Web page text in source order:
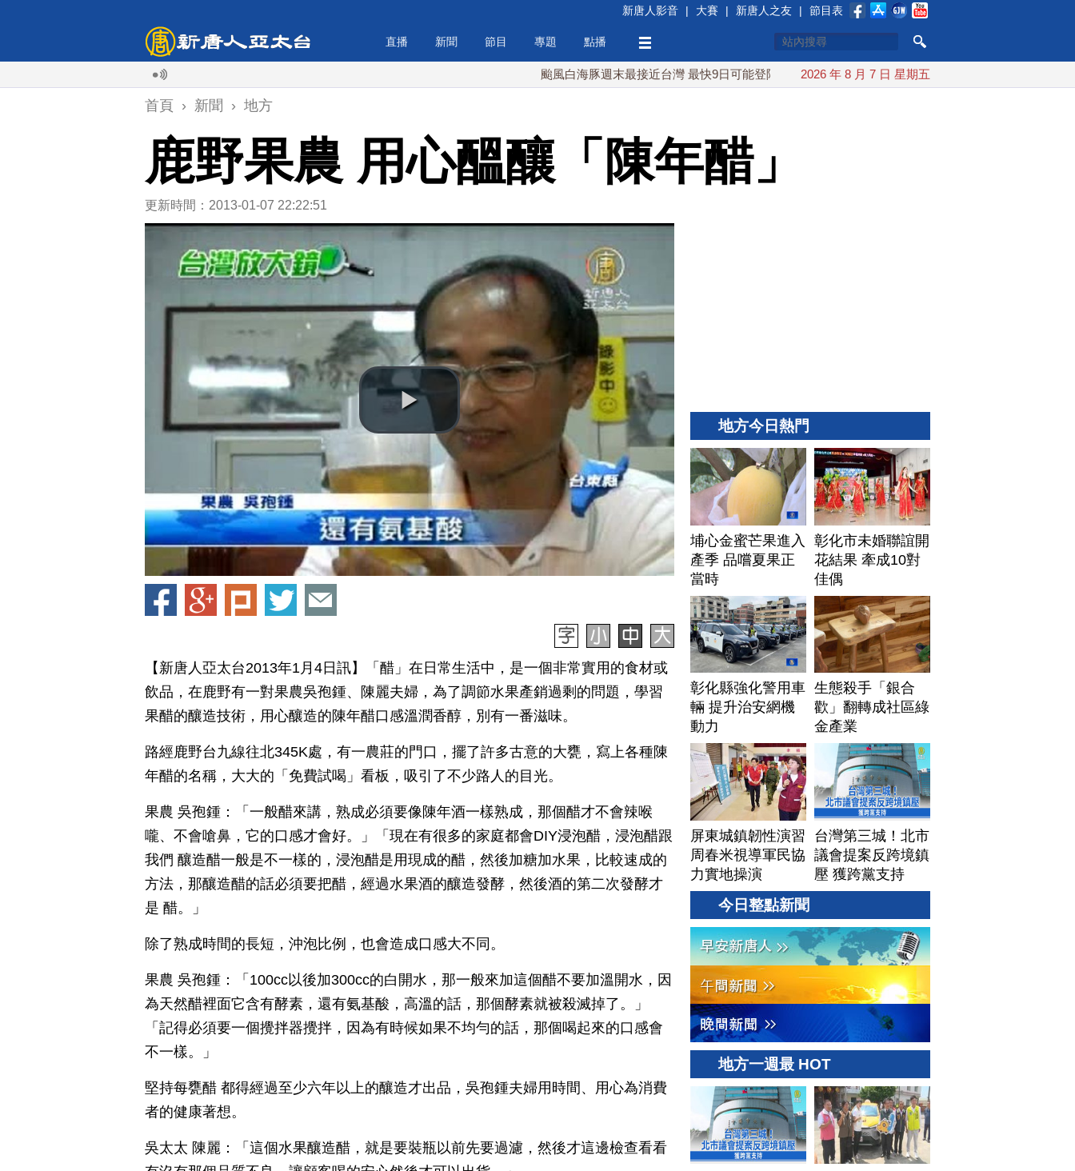
新唐人影音 | 大賽 | 新唐人之友 | 節目表
直播 新聞 節目 專題 點播
颱風白海豚週末最接近台灣 最快9日可能登陸中國 台灣漢光首結合城鎮演習 AIT連續發文讚「韌性台灣」
2026 年 8 月 7 日 星期五
首頁 › 新聞 › 地方
鹿野果農 用心醞釀「陳年醋」
更新時間：2013-01-07 22:22:51
【新唐人亞太台2013年1月4日訊】「醋」在日常生活中，是一個非常實用的食材或
飲品，在鹿野有一對果農吳孢鍾、陳麗夫婦，為了調節水果產銷過剩的問題，學習
果醋的釀造技術，用心釀造的陳年醋口感溫潤香醇，別有一番滋味。
路經鹿野台九線往北345K處，有一農莊的門口，擺了許多古意的大甕，寫上各種陳
年醋的名稱，大大的「免費試喝」看板，吸引了不少路人的目光。
果農 吳孢鍾：「一般醋來講，熟成必須要像陳年酒一樣熟成，那個醋才不會辣喉
嚨、不會嗆鼻，它的口感才會好。」「現在有很多的家庭都會DIY浸泡醋，浸泡醋跟
我們 釀造醋一般是不一樣的，浸泡醋是用現成的醋，然後加糖加水果，比較速成的
方法，那釀造醋的話必須要把醋，經過水果酒的釀造發酵，然後酒的第二次發酵才
是 醋。」
除了熟成時間的長短，沖泡比例，也會造成口感大不同。
果農 吳孢鍾：「100cc以後加300cc的白開水，那一般來加這個醋不要加溫開水，因
為天然醋裡面它含有酵素，還有氨基酸，高溫的話，那個酵素就被殺滅掉了。」
「記得必須要一個攪拌器攪拌，因為有時候如果不均勻的話，那個喝起來的口感會
不一樣。」
堅持每甕醋 都得經過至少六年以上的釀造才出品，吳孢鍾夫婦用時間、用心為消費
者的健康著想。
吳太太 陳麗：「這個水果釀造醋，就是要裝瓶以前先要過濾，然後才這邊檢查看看
地方今日熱門
埔心金蜜芒果進入
產季 品嚐夏果正
當時
彰化市未婚聯誼開
花結果 牽成10對
佳偶
彰化縣強化警用車
輛 提升治安網機
動力
生態殺手「銀合
歡」翻轉成社區綠
金產業
屏東城鎮韌性演習
周春米視導軍民協
力實地操演
台灣第三城！北市
議會提案反跨境鎮
壓 獲跨黨支持
今日整點新聞
地方一週最 HOT